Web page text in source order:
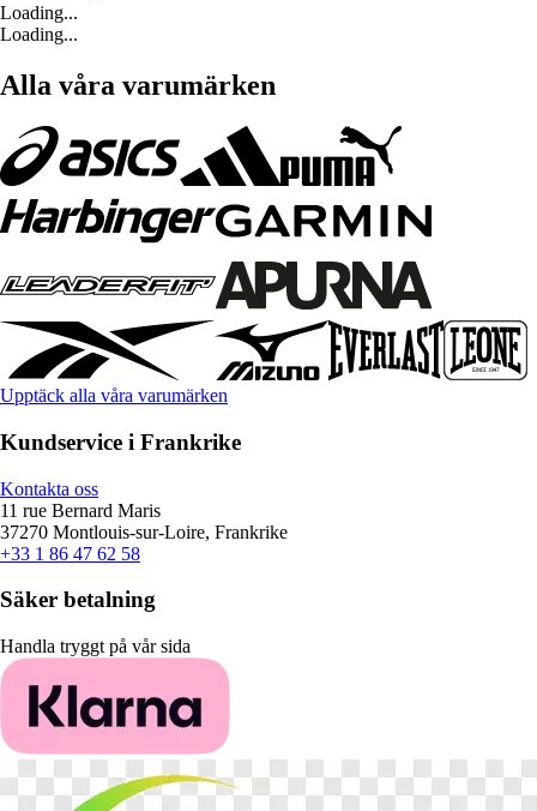
Loading...
Loading...
Alla våra varumärken
Upptäck alla våra varumärken
Kundservice i Frankrike
Kontakta oss
11 rue Bernard Maris
37270 Montlouis-sur-Loire, Frankrike
+33 1 86 47 62 58
Säker betalning
Handla tryggt på vår sida